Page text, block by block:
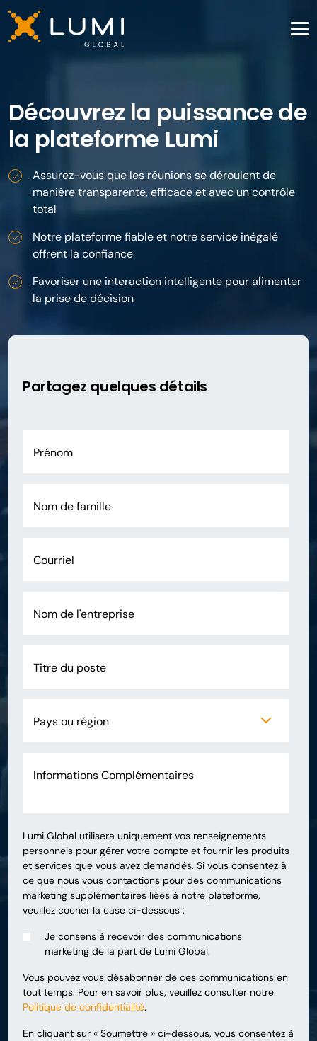
Découvrez la puissance de
la plateforme Lumi
Assurez-vous que les réunions se déroulent de
manière transparente, efficace et avec un contrôle
total
Notre plateforme fiable et notre service inégalé
offrent la confiance
Favoriser une interaction intelligente pour alimenter
la prise de décision
Partagez quelques détails
Lumi Global utilisera uniquement vos renseignements
personnels pour gérer votre compte et fournir les produits
et services que vous avez demandés. Si vous consentez à
ce que nous vous contactions pour des communications
marketing supplémentaires liées à notre plateforme,
veuillez cocher la case ci-dessous :
Je consens à recevoir des communications
marketing de la part de Lumi Global.
Vous pouvez vous désabonner de ces communications en
tout temps. Pour en savoir plus, veuillez consulter notre
Politique de confidentialité.
En cliquant sur « Soumettre » ci-dessous, vous consentez à